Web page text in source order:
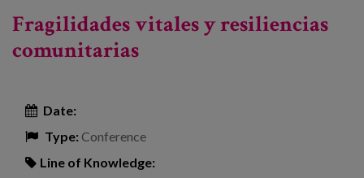
Fragilidades vitales y resiliencias
comunitarias
Date:
Type:Conference
Line of Knowledge: